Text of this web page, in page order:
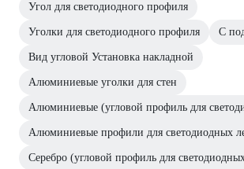
Угол для светодиодного профиля
Уголки для светодиодного профиля С
Вид угловой Установка накладной
Алюминиевые уголки для стен
Алюминиевые (угловой профиль для
Алюминиевые профили для светодиодных
Серебро (угловой профиль для